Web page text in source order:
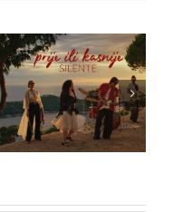
Silente objavio novi
singl “Prije ili kasnije”